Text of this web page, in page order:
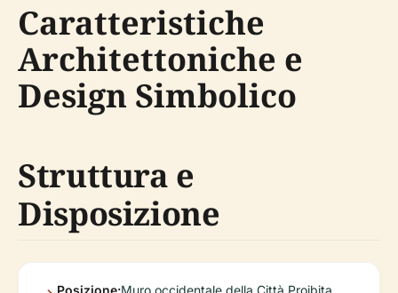
Caratteristiche
Architettoniche e
Design Simbolico
Struttura e
Disposizione
Posizione:Muro occidentale della Città Proibita,